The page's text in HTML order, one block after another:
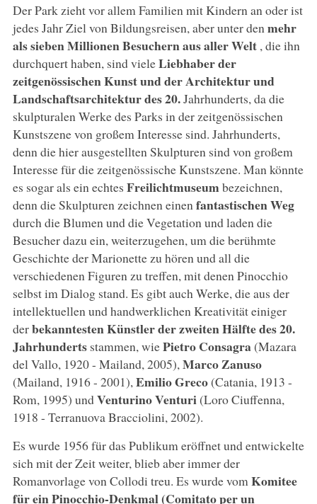
Der Park zieht vor allem Familien mit Kindern an oder ist
jedes Jahr Ziel von Bildungsreisen, aber unter den mehr
als sieben Millionen Besuchern aus aller Welt , die ihn
durchquert haben, sind vieleLiebhaber der
zeitgenössischen Kunst und der Architektur und
Landschaftsarchitektur des 20.Jahrhunderts, da die
skulpturalen Werke des Parks in der zeitgenössischen
Kunstszene von großem Interesse sind. Jahrhunderts,
denn die hier ausgestellten Skulpturen sind von großem
Interesse für die zeitgenössische Kunstszene. Man könnte
es sogar als ein echtes Freilichtmuseumbezeichnen,
denn die Skulpturen zeichnen einen fantastischen Weg
durch die Blumen und die Vegetation und laden die
Besucher dazu ein, weiterzugehen, um die berühmte
Geschichte der Marionette zu hören und all die
verschiedenen Figuren zu treffen, mit denen Pinocchio
selbst im Dialog stand. Es gibt auch Werke, die aus der
intellektuellen und handwerklichen Kreativität einiger
derbekanntesten Künstler der zweiten Hälfte des 20.
Jahrhundertsstammen, wiePietro Consagra(Mazara
del Vallo, 1920 - Mailand, 2005), Marco Zanuso
(Mailand, 1916 - 2001), Emilio Greco(Catania, 1913 -
Rom, 1995) undVenturino Venturi(Loro Ciuffenna,
1918 - Terranuova Bracciolini, 2002).
Es wurde 1956 für das Publikum eröffnet und entwickelte
sich mit der Zeit weiter, blieb aber immer der
Romanvorlage von Collodi treu. Es wurde vom Komitee
für ein Pinocchio-Denkmal (Comitato per un